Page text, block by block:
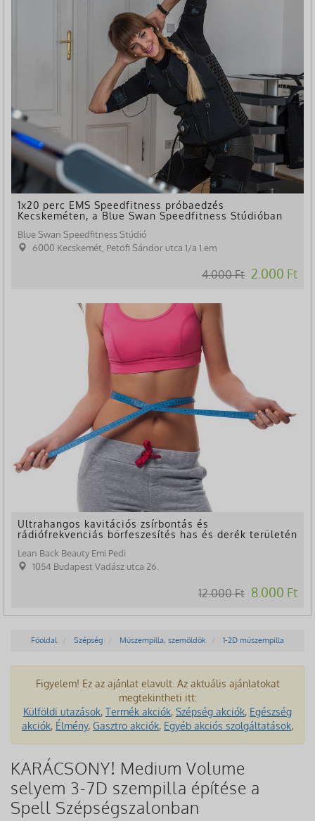
1x20 perc EMS Speedfitness próbaedzés
Kecskeméten, a Blue Swan Speedfitness Stúdióban
Blue Swan Speedfitness Stúdió
6000 Kecskemét, Petőfi Sándor utca 1/a 1.em
4.000 Ft 2.000 Ft
Ultrahangos kavitációs zsírbontás és
rádiófrekvenciás bőrfeszesítés has és derék területén
Lean Back Beauty Emi Pedi
1054 Budapest Vadász utca 26.
12.000 Ft 8.000 Ft
Főoldal Szépség Műszempilla, szemöldök 1-2D műszempilla
Figyelem! Ez az ajánlat elavult. Az aktuális ajánlatokat
megtekintheti itt:
Külföldi utazások, Termék akciók, Szépség akciók, Egészség
akciók, Élmény, Gasztro akciók, Egyéb akciós szolgáltatások,
KARÁCSONY! Medium Volume
selyem 3-7D szempilla építése a
Spell Szépségszalonban